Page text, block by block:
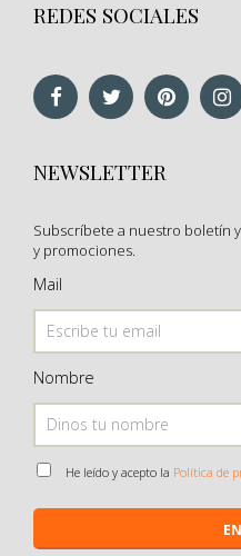
REDES SOCIALES
NEWSLETTER
Subscríbete a nuestro boletín
y promociones.
Mail
Nombre
He leído y acepto la Política de